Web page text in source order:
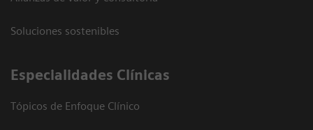
Soluciones sostenibles
Especialidades Clínicas
Tópicos de Enfoque Clínico